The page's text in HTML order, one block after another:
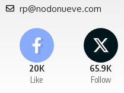
rp@nodonueve.com
20K
Like
65.9K
Follow